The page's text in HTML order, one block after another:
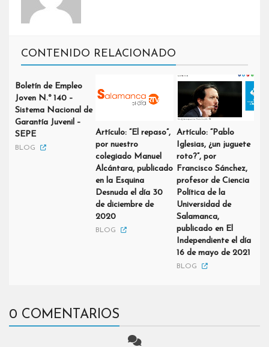
CONTENIDO RELACIONADO
Boletín de Empleo
Joven N.º 140 –
Sistema Nacional de
Garantía Juvenil –
SEPE
BLOG
Artículo: “El repaso”,
por nuestro
colegiado Manuel
Alcántara, publicado
en la Esquina
Desnuda el día 30
de diciembre de
2020
BLOG
Artículo: “Pablo
Iglesias, ¿un juguete
roto?”, por
Francisco Sánchez,
profesor de Ciencia
Política de la
Universidad de
Salamanca,
publicado en El
Independiente el día
16 de mayo de 2021
BLOG
0 COMENTARIOS